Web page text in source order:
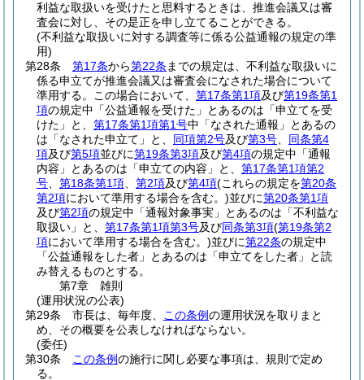
利益な取扱いを受けたと思料するときは、推進会議又は審
査会に対し、その是正を申し立てることができる。
(不利益な取扱いに対する調査等に係る公益通報の規定の準
用)
第28条
第17条から第22条 までの規定は、不利益な取扱いに
係る申立てが推進会議又は審査会になされた場合について
準用する。
この場合において、 第17条第1項及び第19条第1
項の規定中「公益通報を受けた」とあるのは「申立てを受
けた」と、 第17条第1項第1号中「なされた通報」とあるの
は「なされた申立て」と、 同項第2号及び第3号
同条第4
項及び第5項並びに第19条第3項及び第4項の規定中「通報
内容」とあるのは「申立ての内容」と、 第17条第1項第2
号
第18条第1項 第2項及び第4項(これらの規定を第20条
第2項において準用する場合を含む。)並びに第20条第1項
及び第2項の規定中「通報対象事実」とあるのは「不利益な
取扱い」と、 第17条第1項第3号及び同条第3項(第19条第2
項において準用する場合を含む。)並びに第22条の規定中
「公益通報をした者」とあるのは「申立てをした者」と読
み替えるものとする。
第7章
雑則
(運用状況の公表)
第29条
市長は、毎年度、 この条例の運用状況を取りまと
め、その概要を公表しなければならない。
(委任)
第30条
この条例の施行に関し必要な事項は、規則で定め
る。